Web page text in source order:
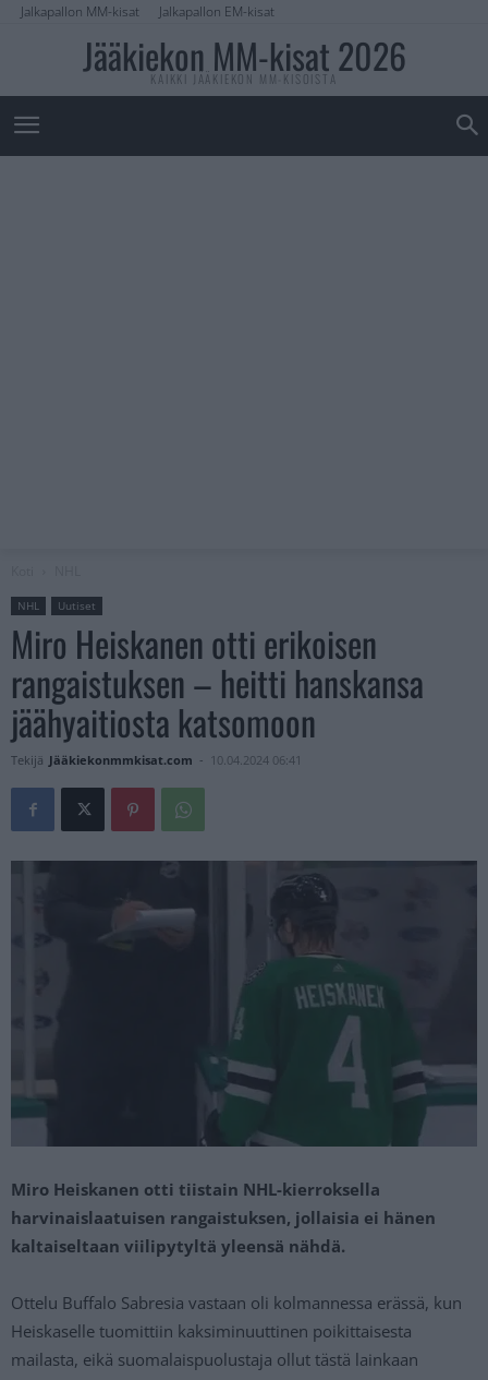
Jalkapallon MM-kisat Jalkapallon EM-kisat
Jääkiekon MM-kisat 2026
KAIKKI JÄÄKIEKON MM-KISOISTA
NHL Uutiset
Miro Heiskanen otti erikoisen
rangaistuksen – heitti hanskansa
jäähyaitiosta katsomoon
Tekijä Jääkiekonmmkisat.com - 10.04.2024 06:41
Miro Heiskanen otti tiistain NHL-kierroksella
harvinaislaatuisen rangaistuksen, jollaisia ei hänen
kaltaiseltaan viilipytyltä yleensä nähdä.
Ottelu Buffalo Sabresia vastaan oli kolmannessa erässä, kun
Heiskaselle tuomittiin kaksiminuuttinen poikittaisesta
mailasta, eikä suomalaispuolustaja ollut tästä lainkaan